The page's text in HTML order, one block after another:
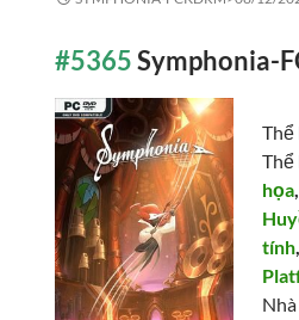
#5365Symphonia-
Thể
Thể
họa
tính,